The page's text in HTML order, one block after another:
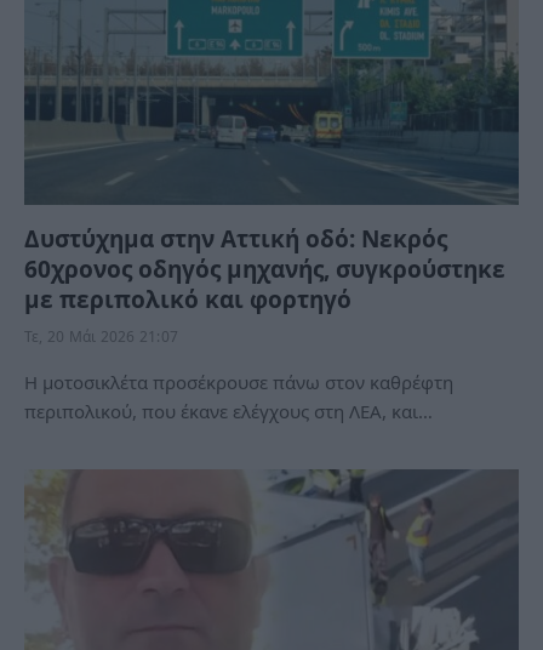
Δυστύχημα στην Αττική οδό: Νεκρός
60χρονος οδηγός μηχανής, συγκρούστηκε
με περιπολικό και φορτηγό
Τε, 20 Μάι 2026 21:07
Η μοτοσικλέτα προσέκρουσε πάνω στον καθρέφτη
περιπολικού, που έκανε ελέγχους στη ΛΕΑ, και…